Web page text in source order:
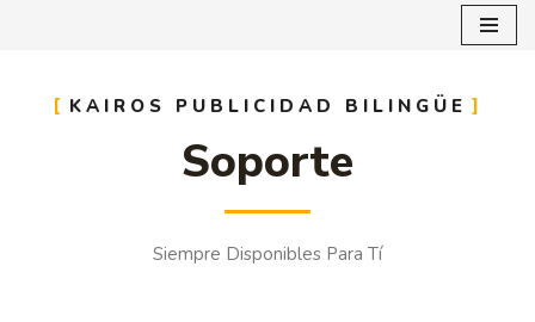
contenido
KAIROS PUBLICIDAD BILINGÜE
Soporte
Siempre Disponibles Para Tí